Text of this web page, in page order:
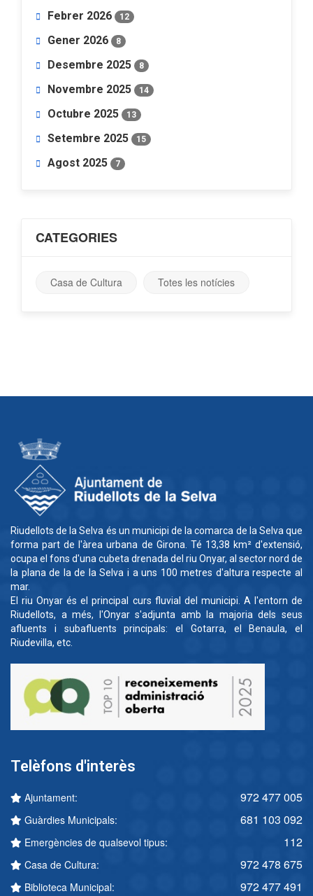
Febrer 2026 12
Gener 2026 8
Desembre 2025 8
Novembre 2025 14
Octubre 2025 13
Setembre 2025 15
Agost 2025 7
CATEGORIES
Casa de Cultura Totes les notícies
Riudellots de la Selva és un municipi de la comarca de la Selva que
forma part de l'àrea urbana de Girona. Té 13,38 km² d'extensió,
ocupa el fons d'una cubeta drenada del riu Onyar, al sector nord de
la plana de la de la Selva i a uns 100 metres d'altura respecte al
mar.
El riu Onyar és el principal curs fluvial del municipi. A l'entorn de
Riudellots, a més, l'Onyar s'adjunta amb la majoria dels seus
afluents i subafluents principals: el Gotarra, el Benaula, el
Riudevilla, etc.
Telèfons d'interès
Ajuntament: 972 477 005
Guàrdies Municipals: 681 103 092
Emergències de qualsevol tipus: 112
Casa de Cultura: 972 478 675
Biblioteca Municipal: 972 477 491